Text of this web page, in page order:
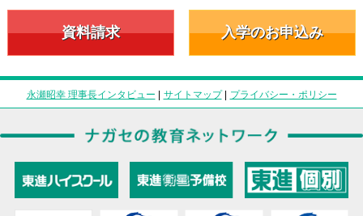
資料請求 入学のお申込み
永瀬昭幸 理事長インタビュー | サイトマップ| プライバシー・ポリシー